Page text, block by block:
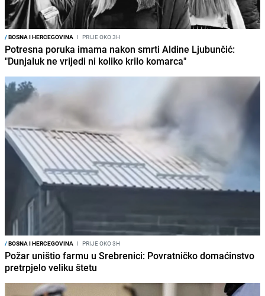
/BOSNA I HERCEGOVINA I PRIJE OKO 3H
Potresna poruka imama nakon smrti Aldine Ljubunčić:
"Dunjaluk ne vrijedi ni koliko krilo komarca"
/BOSNA I HERCEGOVINA I PRIJE OKO 3H
Požar uništio farmu u Srebrenici: Povratničko domaćinstvo
pretrpjelo veliku štetu